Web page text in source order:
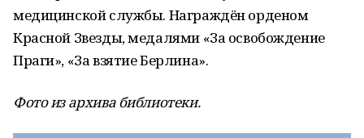
медицинской службы. Награждён орденом
Красной Звезды, медалями «За освобождение
Праги», «За взятие Берлина».
Фото из архива библиотеки.